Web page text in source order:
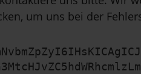
um uns bei der